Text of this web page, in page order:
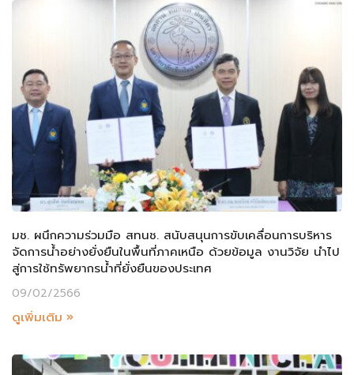
มช. ผนึกความร่วมมือ สทนช. สนับสนุนการขับเคลื่อนการบริหาร
จัดการน้ำอย่างยั่งยืนในพื้นที่ภาคเหนือ ด้วยข้อมูล งานวิจัย นำไป
สู่การใช้ทรัพยากรน้ำที่ยั่งยืนของประเทศ
09/02/2566
ดูเพิ่มเติม »